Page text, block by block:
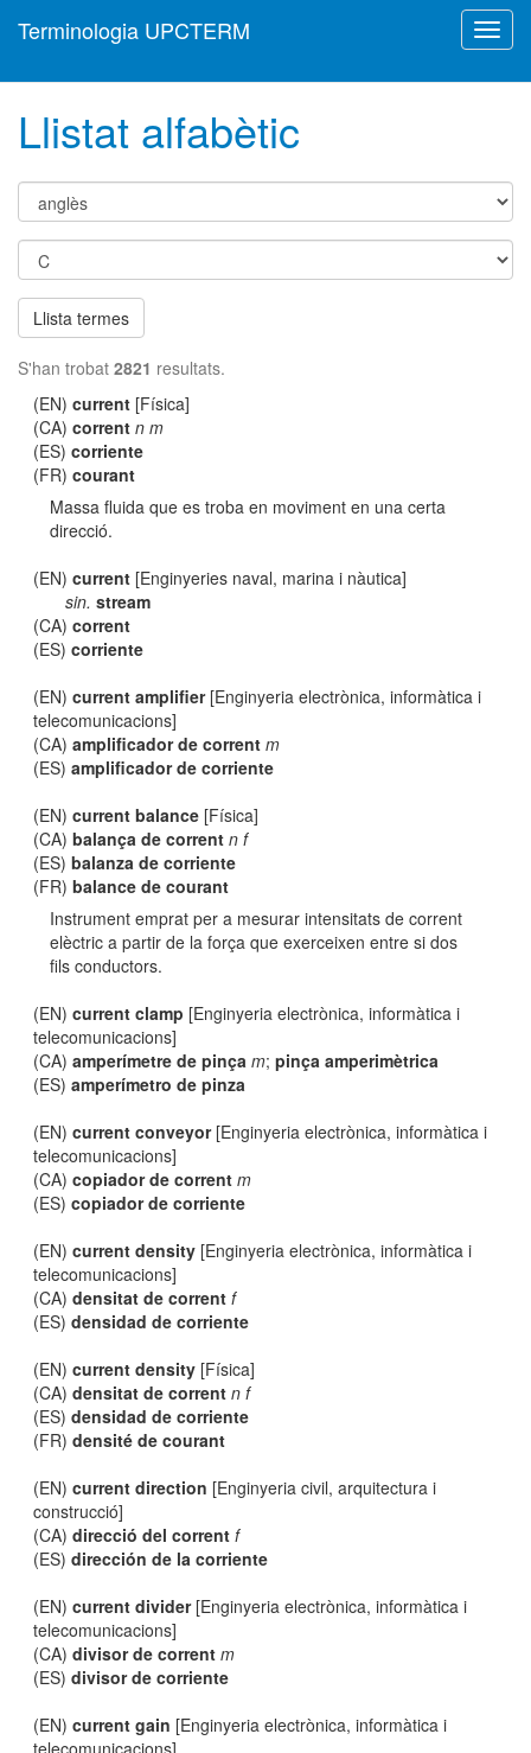
Terminologia UPCTERM
Llistat alfabètic
Llista termes
S'han trobat 2821 resultats.
(EN)current [Física]
(CA)corrent n m
(ES)corriente
(FR)courant
Massa fluida que es troba en moviment en una certa
direcció.
(EN)current [Enginyeries naval, marina i nàutica]
sin. stream
(CA)corrent
(ES)corriente
(EN)current amplifier[Enginyeria electrònica, informàtica i
telecomunicacions]
(CA)amplificador de corrent m
(ES)amplificador de corriente
(EN)current balance [Física]
(CA)balança de corrent n f
(ES)balanza de corriente
(FR)balance de courant
Instrument emprat per a mesurar intensitats de corrent
elèctric a partir de la força que exerceixen entre si dos
fils conductors.
(EN)current clamp [Enginyeria electrònica, informàtica i
telecomunicacions]
(CA)amperímetre de pinça m;pinça amperimètrica
(ES)amperímetro de pinza
(EN)current conveyor[Enginyeria electrònica, informàtica i
telecomunicacions]
(CA)copiador de corrent m
(ES)copiador de corriente
(EN)current density [Enginyeria electrònica, informàtica i
telecomunicacions]
(CA)densitat de corrent f
(ES)densidad de corriente
(EN)current density [Física]
(CA)densitat de corrent n f
(ES)densidad de corriente
(FR)densité de courant
(EN)current direction [Enginyeria civil, arquitectura i
construcció]
(CA)direcció del corrent f
(ES)dirección de la corriente
(EN)current divider[Enginyeria electrònica, informàtica i
telecomunicacions]
(CA)divisor de corrent m
(ES)divisor de corriente
(EN)current gain [Enginyeria electrònica, informàtica i
telecomunicacions]